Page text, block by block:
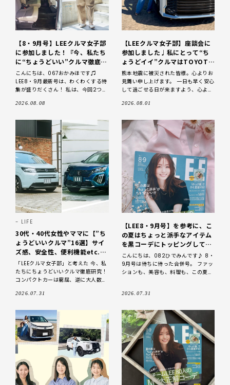
【8・9月号】LEEクルマ女子部
に参加しました！『今、私たち
に“ちょうどいい”クルマ徹底研
究』
こんにちは、067おかみほです♫
LEE8・9月最新号は、わくわくする特
集が盛りだくさん！ 私は、今回2つの
て…。そのうちの1つP150〜『今、私
2026.08.08
【LEEクルマ女子部】座談会に
参加しました♩私にとって“ち
ょうどイイ”クルマはTOYOTA
のヴォクシーです。
熊本地震に被災された皆様。心よりお
見舞い申し上げます。 一日も早く安心
して過ごせる日が来ますよう、心より
す。 LEE8.9月合併号LEEクル
2026.08.01
LIFE
30代・40代女性やママに【”ち
ょうどいいクルマ”16選】サイ
ズ感、安全性、便利機能etc.
LEEクルマ女子部が徹底研究｜
2026
「LEEクルマ女子部」と考えた 今、私
たちにちょうどいいクルマ徹底研究！
コンパクトカーは窮屈、逆に大人数乗
った両極端なクルマ選びはひと昔
2026.07.31
【LEE8・9月号】を参考に、こ
の夏はちょっと派手なアイテム
を黒コーデにトッピングしてい
ます！
こんにちは、082ひでみんです♪ 8・
9月号は待ちに待った合併号。 ファッ
ションも、美容も、料理も、この夏を
も、誌
2026.07.31